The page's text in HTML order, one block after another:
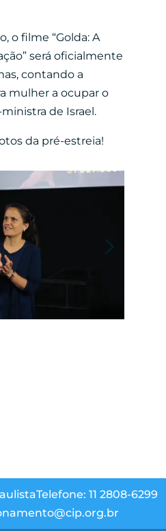
o filme “Golda: A
será oficialmente
contando a
mulher a ocupar o
de Israel.
da pré-estreia!
Telefone: 11 2808-6299